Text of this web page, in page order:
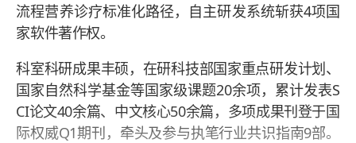
流程营养诊疗标准化路径，自主研发系统斩获4项国
家软件著作权。
科室科研成果丰硕，在研科技部国家重点研发计划、
国家自然科学基金等国家级课题20余项，累计发表S
CI论文40余篇、中文核心50余篇，多项成果刊登于国
际权威Q1期刊，牵头及参与执笔行业共识指南9部。